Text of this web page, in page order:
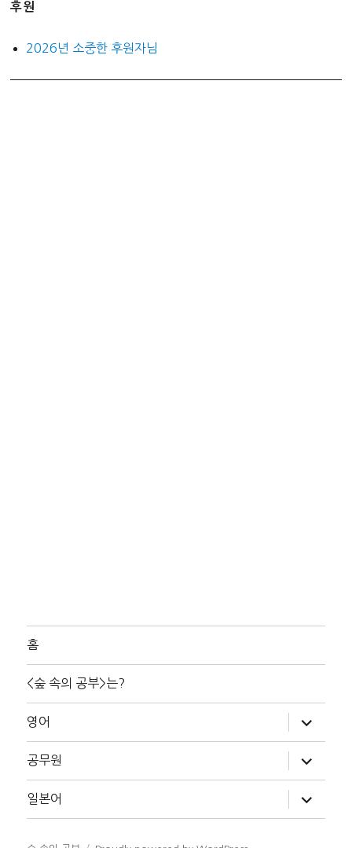
후원
2026년 소중한 후원자님
홈
<숲 속의 공부>는?
영어
위
메
확
장
공무원
위
메
확
장
일본어
위
메